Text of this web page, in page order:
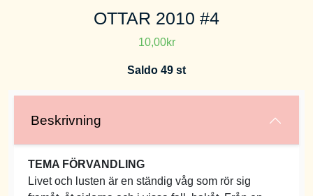
OTTAR 2010 #4
10,00kr
Saldo 49 st
Beskrivning
TEMA FÖRVANDLING
Livet och lusten är en ständig våg som rör sig